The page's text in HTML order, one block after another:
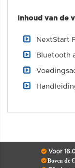
Inhoud van de
NextStart
Bluetooth
Voor
Boven de